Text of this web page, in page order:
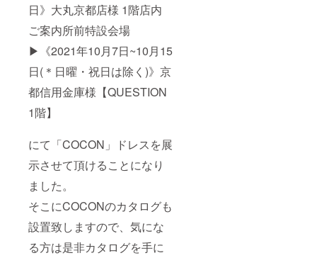
日》大丸京都店様 1階店内
ご案内所前特設会場
▶《2021年10月7日~10月15
日(＊日曜・祝日は除く)》京
都信用金庫様【QUESTION
1階】
にて「COCON」ドレスを展
示させて頂けることになり
ました。
そこにCOCONのカタログも
設置致しますので、気にな
る方は是非カタログを手に